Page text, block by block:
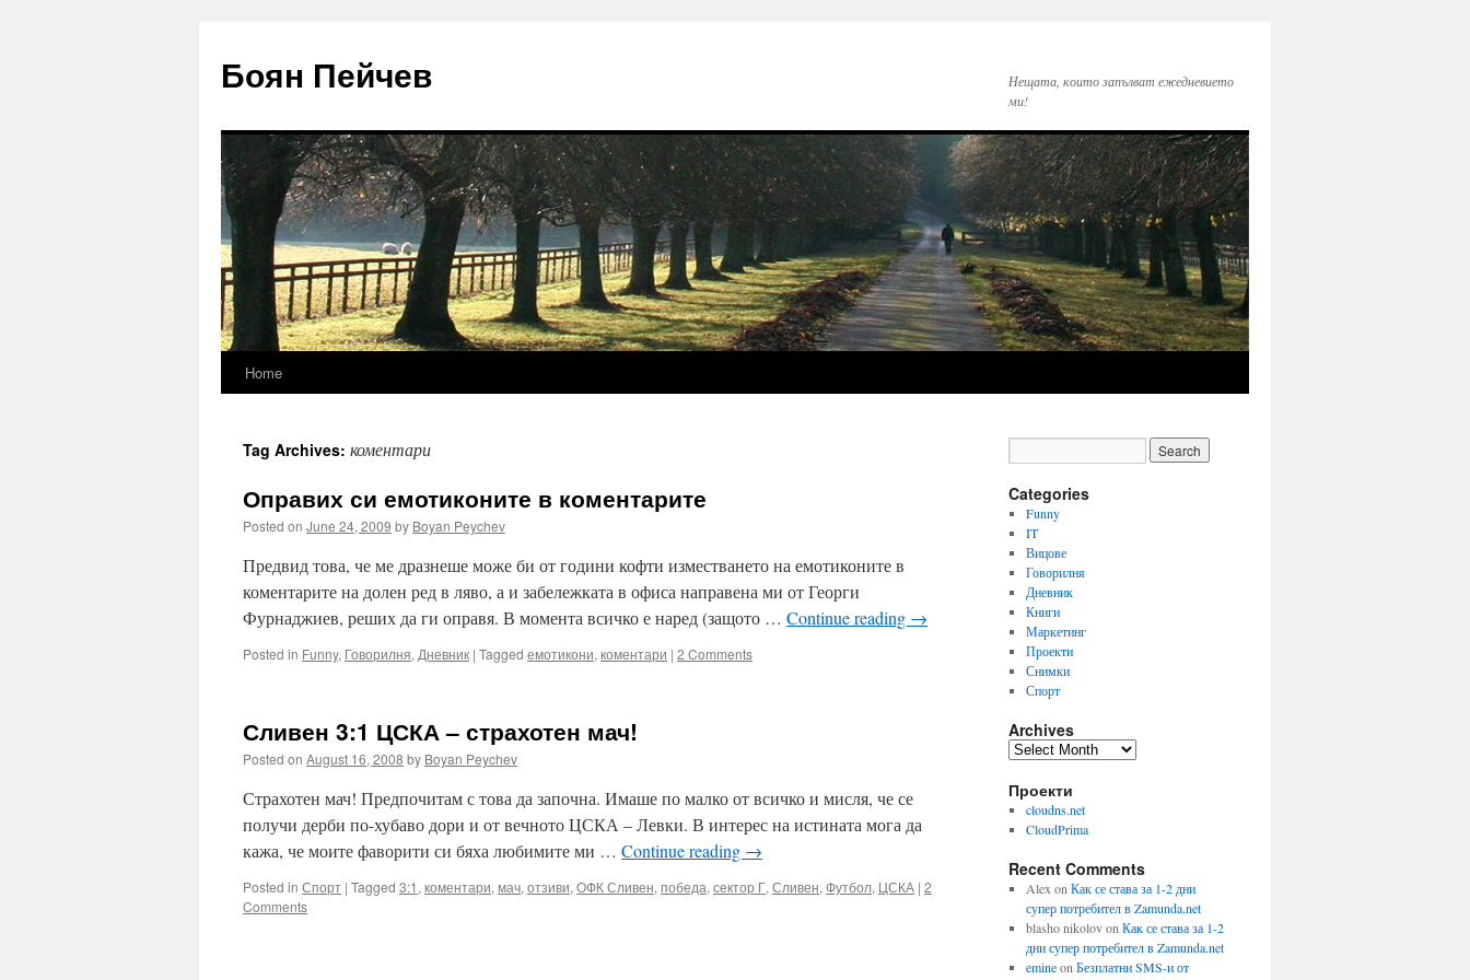
Боян Пейчев
Нещата, които запълват ежедневието
ми!
Skip
content
Home
Tag Archives: коментари
Оправих си емотиконите в коментарите
Posted on June 24, 2009 by Boyan Peychev
Предвид това, че ме дразнеше може би от години кофти изместването на емотиконите в
коментарите на долен ред в ляво, а и забележката в офиса направена ми от Георги
Фурнаджиев, реших да ги оправя. В момента всичко е наред (защото … Continue reading →
Posted in Funny, Говорилня, Дневник | Tagged емотикони, коментари | 2 Comments
Сливен 3:1 ЦСКА – страхотен мач!
Posted on August 16, 2008 by Boyan Peychev
Страхотен мач! Предпочитам с това да започна. Имаше по малко от всичко и мисля, че се
получи дерби по-хубаво дори и от вечното ЦСКА – Левки. В интерес на истината мога да
кажа, че моите фаворити си бяха любимите ми … Continue reading →
Posted in Спорт | Tagged 3:1 , коментари, мач, отзиви, ОФК Сливен, победа, сектор Г, Сливен, Футбол, ЦСКА | 2
Comments
Categories
Funny
IT
Вицове
Говорилня
Дневник
Книги
Маркетинг
Проекти
Снимки
Спорт
Archives
Archives
Проекти
cloudns.net
CloudPrima
Recent Comments
Alex on Как се става за 1-2 дни
супер потребител в Zamunda.net
blasho nikolovon Как се става за 1-2
дни супер потребител в Zamunda.net
emineon Безплатни SMS-и от